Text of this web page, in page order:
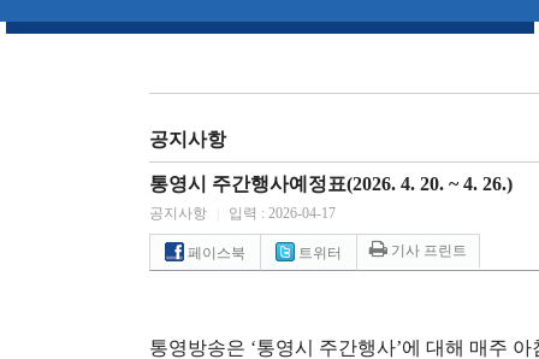
공지사항
통영시 주간행사예정표(2026. 4. 20. ~ 4. 26.)
공지사항 입력 : 2026-04-17
페이스북 트위터 기사 프린트
통영방송은 ‘통영시 주간행사’에 대해 매주